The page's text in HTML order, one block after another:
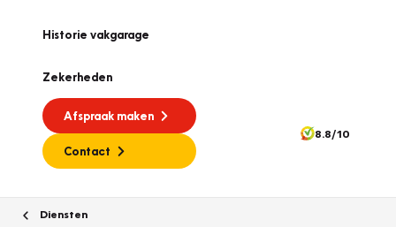
Historie vakgarage
Zekerheden
Afspraak maken
Contact
8.8/10
Diensten